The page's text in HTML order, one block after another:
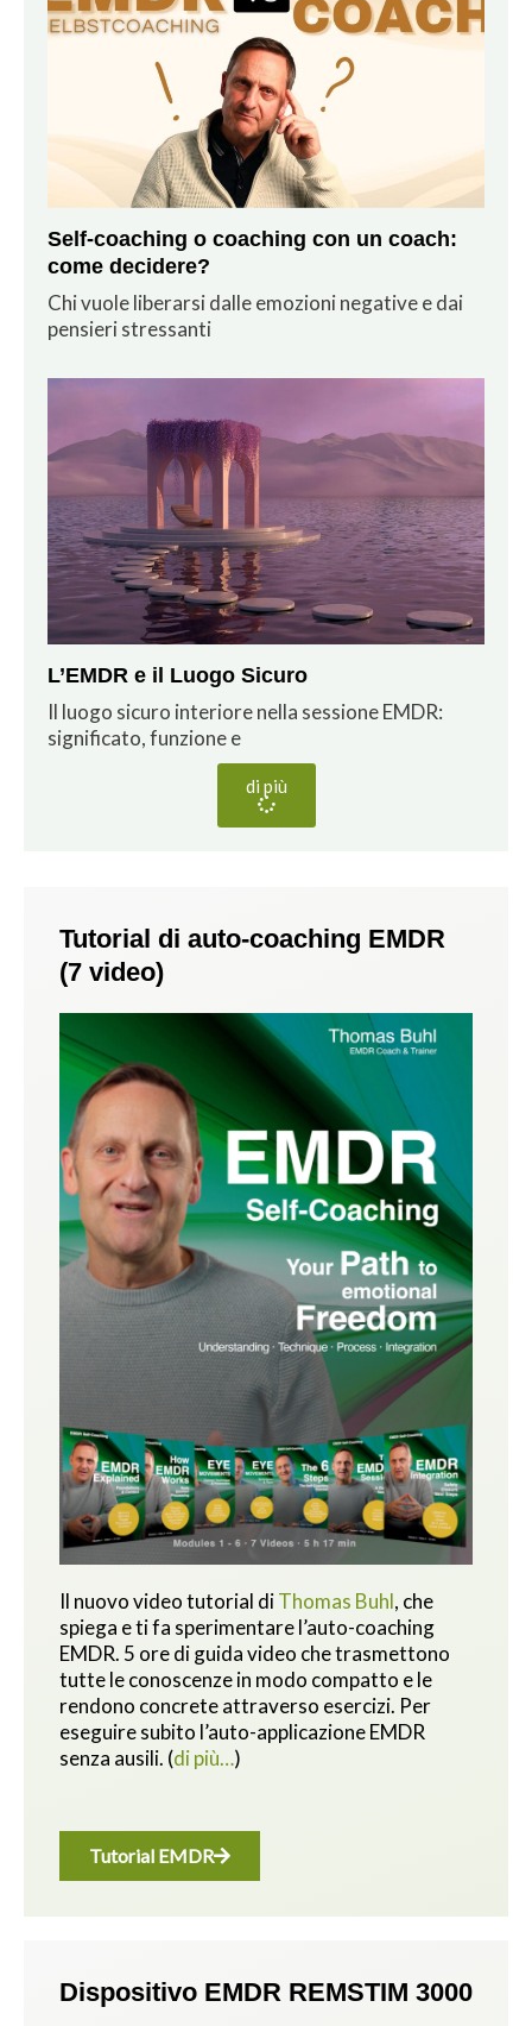
Self-coaching o coaching con un coach:
come decidere?
Chi vuole liberarsi dalle emozioni negative e dai
pensieri stressanti
L’EMDR e il Luogo Sicuro
Il luogo sicuro interiore nella sessione EMDR:
significato, funzione e
di più
Tutorial di auto-coaching EMDR
(7 video)
Il nuovo video tutorial diThomas Buhl, che
spiega e ti fa sperimentare l’auto-coaching
EMDR. 5 ore di guida video che trasmettono
tutte le conoscenze in modo compatto e le
rendono concrete attraverso esercizi. Per
eseguire subito l’auto-applicazione EMDR
senza ausili. (di più…)
Tutorial EMDR
Dispositivo EMDR REMSTIM 3000